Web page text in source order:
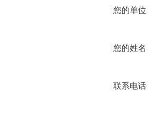
您的单位
您的姓名
联系电话